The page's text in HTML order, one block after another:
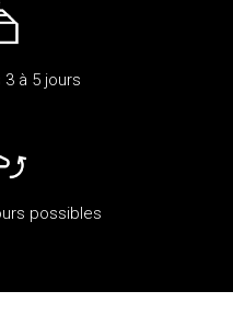
à 5 jours
possibles